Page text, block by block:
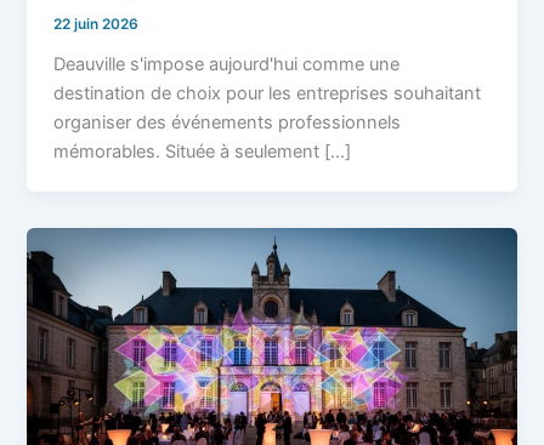
22 juin 2026
Deauville s'impose aujourd'hui comme une
destination de choix pour les entreprises souhaitant
organiser des événements professionnels
mémorables. Située à seulement […]